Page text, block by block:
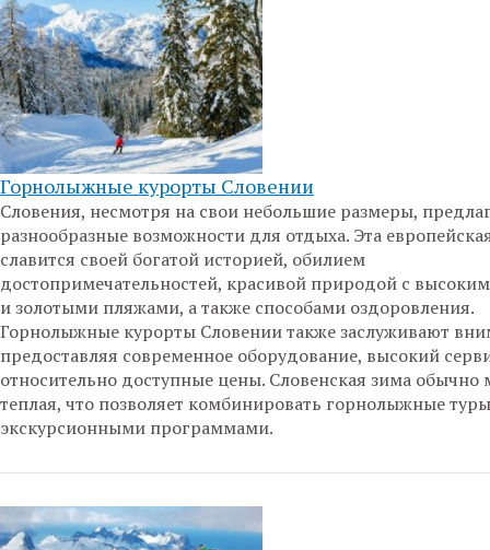
Горнолыжные курорты Словении
Словения, несмотря на свои небольшие размеры,
разнообразные возможности для отдыха. Эта
славится своей богатой историей, обилием
достопримечательностей, красивой природой с
и золотыми пляжами, а также способами оздоровления.
Горнолыжные курорты Словении также заслуживают
предоставляя современное оборудование, высокий
относительно доступные цены. Словенская зима обычно
теплая, что позволяет комбинировать горнолыжные
экскурсионными программами.